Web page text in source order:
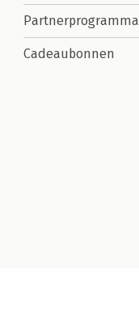
Partnerprogramma
Cadeaubonnen